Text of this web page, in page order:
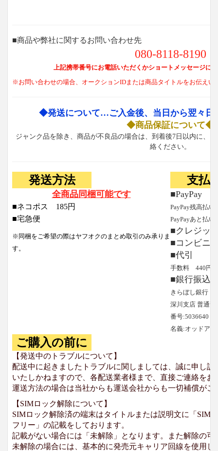
■商品や弊社に関するお問い合わせ先
080-8118-8190
上記携帯番号にお電話いただくかショートメッセージに
※お問い合わせの場合、オークションIDまたは商品タイトルをお伝えい
◆発送について…ご入金後、当日から翌々日
◆商品保証について◆
ジャンク品を除き、商品が不良品の場合は、到着後7日以内に、
絡ください。
発送方法
全商品同梱可能です
■ネコポス 185円
■宅急便
※同梱をご希望の際はヤフオクのまとめ取引のみ承りま
す。
支払
■PayPay
PayPay残高払い
PayPayあと払い
■クレジッ
■コンビニ
■代引
手数料 440円と
■銀行振込
きらぼし銀行
深川支店 普通預
番号:5036640
名義:オッドア
ご購入の前に
【発送中のトラブルについて】
配送中に起きましたトラブルに関しましては、誠に申し
いたしかねますので、各配送業者様まで、直接ご連絡を
運送方法の場合は当社からも運送会社からも一切補償がご
【SIMロック解除について】
SIMロック解除済の端末はタイトルまたは説明文に「SIM
フリー」の記載をしております。
記載がない場合には「未解除」となります。また解除の可
未解除の場合には、基本的に発売元キャリア回線を使用